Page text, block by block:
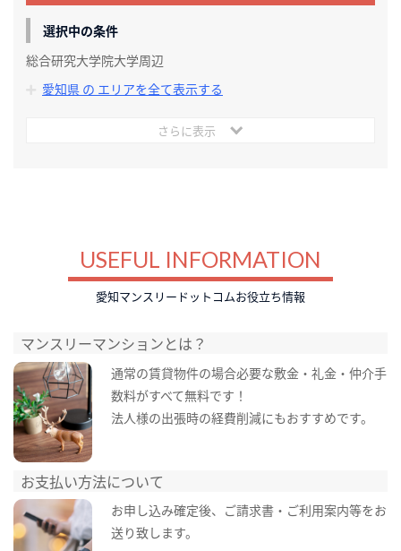
選択中の条件
総合研究大学院大学周辺
愛知県 の エリアを全て表示する
さらに表示
USEFUL INFORMATION
愛知マンスリードットコムお役立ち情報
マンスリーマンションとは？
通常の賃貸物件の場合必要な敷金・礼金・仲介手
数料がすべて無料です！
法人様の出張時の経費削減にもおすすめです。
お支払い方法について
お申し込み確定後、ご請求書・ご利用案内等をお
送り致します。